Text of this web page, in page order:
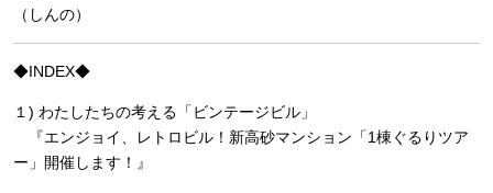
（しんの）
◆INDEX◆
１) わたしたちの考える「ビンテージビル」
『エンジョイ、レトロビル！新高砂マンション「1棟ぐるりツア
ー」開催します！』